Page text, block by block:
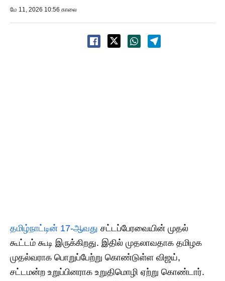
மே 11, 2026 10:56 காலை
தமிழ்நாட்டின் 17-ஆவது சட்டப்பேரவையின் முதல்
கூட்டம் கூடி இருக்கிறது. இதில் முதலாவதாக தமிழக
முதல்வராக பொறுப்பேற்று கொண்டுள்ள விஜய்,
சட்டமன்ற உறுப்பினராக உறுதிமொழி ஏற்று கொண்டார்.